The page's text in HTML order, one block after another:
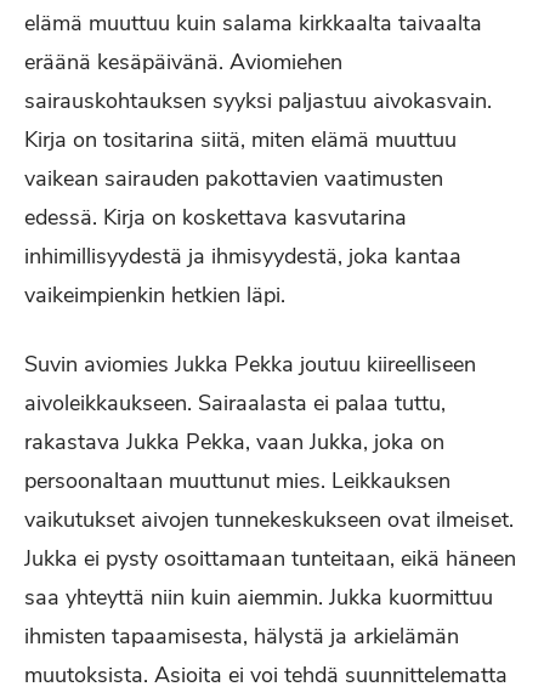
elämä muuttuu kuin salama kirkkaalta taivaalta
eräänä kesäpäivänä. Aviomiehen
sairauskohtauksen syyksi paljastuu aivokasvain.
Kirja on tositarina siitä, miten elämä muuttuu
vaikean sairauden pakottavien vaatimusten
edessä. Kirja on koskettava kasvutarina
inhimillisyydestä ja ihmisyydestä, joka kantaa
vaikeimpienkin hetkien läpi.
Suvin aviomies Jukka Pekka joutuu kiireelliseen
aivoleikkaukseen. Sairaalasta ei palaa tuttu,
rakastava Jukka Pekka, vaan Jukka, joka on
persoonaltaan muuttunut mies. Leikkauksen
vaikutukset aivojen tunnekeskukseen ovat ilmeiset.
Jukka ei pysty osoittamaan tunteitaan, eikä häneen
saa yhteyttä niin kuin aiemmin. Jukka kuormittuu
ihmisten tapaamisesta, hälystä ja arkielämän
muutoksista. Asioita ei voi tehdä suunnittelematta